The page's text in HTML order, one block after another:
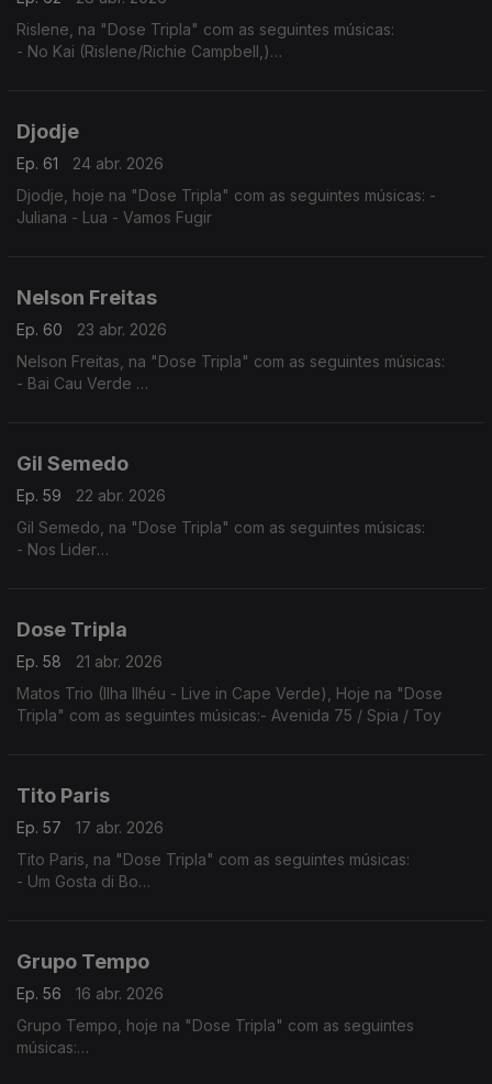
Rislene, na "Dose Tripla" com as seguintes músicas:
- No Kai (Rislene/Richie Campbell,)
Djodje
Ep. 61
24 abr. 2026
Djodje, hoje na "Dose Tripla" com as seguintes músicas: -
Juliana - Lua - Vamos Fugir
Nelson Freitas
Ep. 60
23 abr. 2026
Nelson Freitas, na "Dose Tripla" com as seguintes músicas:
- Bai Cau Verde
Gil Semedo
Ep. 59
22 abr. 2026
Gil Semedo, na "Dose Tripla" com as seguintes músicas:
- Nos Lider
Dose Tripla
Ep. 58
21 abr. 2026
Matos Trio (Ilha Ilhéu - Live in Cape Verde), Hoje na "Dose
Tripla" com as seguintes músicas:- Avenida 75 / Spia / Toy
Tito Paris
Ep. 57
17 abr. 2026
Tito Paris, na "Dose Tripla" com as seguintes músicas:
- Um Gosta di Bo
Grupo Tempo
Ep. 56
16 abr. 2026
Grupo Tempo, hoje na "Dose Tripla" com as seguintes
músicas: